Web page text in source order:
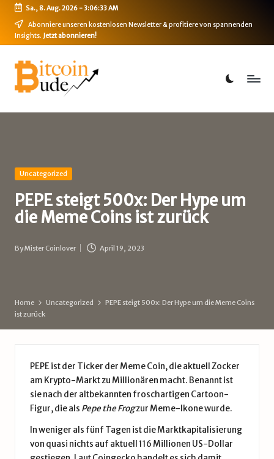
Skip
Sa., 8. Aug. 2026-3:06:33 AM
Abonniere unseren kostenlosen Newsletter & profitiere von spannenden
Insights. Jetzt abonnieren!
B
i
t
i
n
-
B
e
Bitcoin,
Ethereum,
DeFi
Posted
Uncategorized
PEPE steigt 500x: Der Hype um
die Meme Coins ist zurück
Posted
ByMister Coinlover April 19, 2023
Home Uncategorized
PEPE steigt 500x: Der Hype um die Meme Coins
ist zurück
PEPE ist der Ticker der Meme Coin, die aktuell Zocker
am Krypto-Markt zu Millionären macht. Benannt ist
sie nach der altbekannten froschartigen Cartoon-
Figur, die als Pepe the Frogzur Meme-Ikone wurde.
In weniger als fünf Tagen ist die Marktkapitalisierung
von quasi nichts auf aktuell 116 Millionen US-Dollar